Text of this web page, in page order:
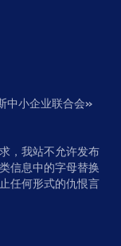
中小企业联合会»
，我站不允许发布
信息中的字母替换
任何形式的仇恨言